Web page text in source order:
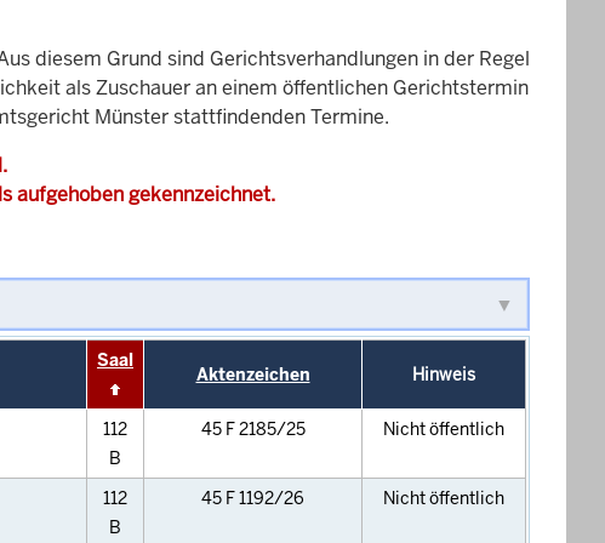
diesem Grund sind Gerichtsverhandlungen in der Regel
als Zuschauer an einem öffentlichen Gerichtstermin
Münster stattfindenden Termine.
aufgehoben gekennzeichnet.
Saal
Aktenzeichen Hinweis
112
B
45 F 2185/25 Nicht öffentlich
112
B
45 F 1192/26 Nicht öffentlich